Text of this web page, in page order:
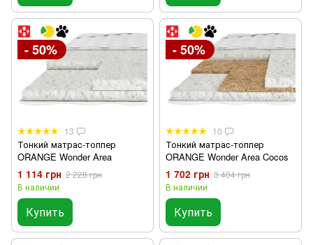
- 50%
13
Тонкий матраc-топпер
ORANGE Wonder Area
1 114 грн 2 228 грн
В наличии
Купить
- 50%
10
Тонкий матраc-топпер
ORANGE Wonder Area Cocos
1 702 грн 3 404 грн
В наличии
Купить